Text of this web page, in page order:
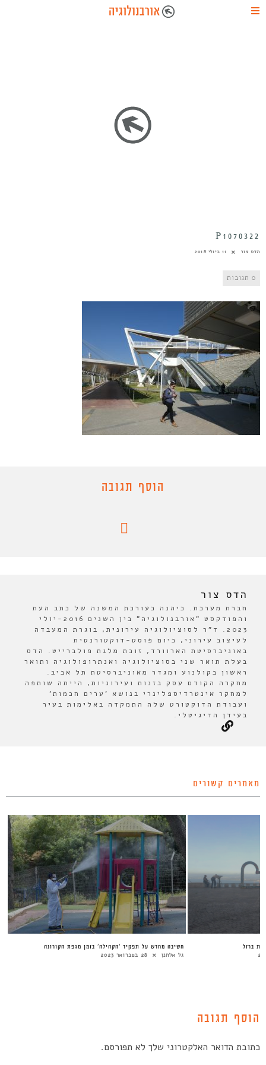
P1070322
הדס צור 11 ביולי 2018
0 תגובות
הוסף תגובה
הדס צור
חברת מערכת. כיהנה כעורכת המשנה של כתב העת
והפודקסט "אורבנולוגיה" בין השנים 2016-יולי
2023. ד"ר לסוציולוגיה עירונית, בוגרת המעבדה
לעיצוב עירוני, כיום פוסט-דוקטורנטית
באוניברסיטת הארוורד, זוכת מלגת פולברייט. הדס
בעלת תואר שני בסוציולוגיה ואנתרופולוגיה ותואר
ראשון בקולנוע ומגדר מאוניברסיטת תל אביב.
מחקרה הקודם עסק בזנות ועירוניות, הייתה שותפה
למחקר אינטרדיספלינרי בנושא 'ערים חכמות'
ועבודת הדוקטורט שלה התמקדה באלימות בעיר
בעידן הדיגיטלי.
מאמרים קשורים
חשיבה מחדש על תפקיד ‘הקהילה’ בזמן מגפת הקורונה
גל אלחנן 28 בפברואר 2023
ברזל
הוסף תגובה
כתובת הדואר האלקטרוני שלך לא תפורסם.